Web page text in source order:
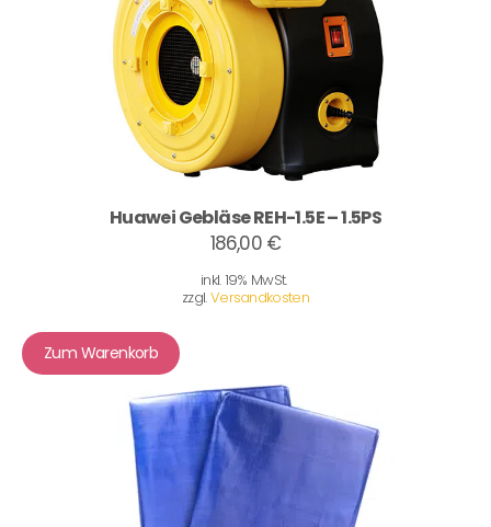
Huawei Gebläse REH-1.5E – 1.5PS
186,00 €
inkl. 19% MwSt.
zzgl.Versandkosten
Zum Warenkorb